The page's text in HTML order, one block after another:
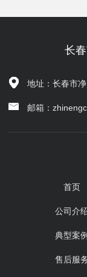
长
地址：长春市
邮箱：
首页
公司介
典型案例
售后服